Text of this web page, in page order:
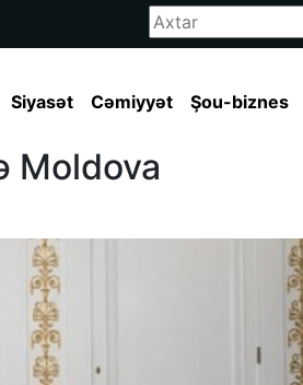
Siyasət Cəmiyyət Şou-biznes
Moldova